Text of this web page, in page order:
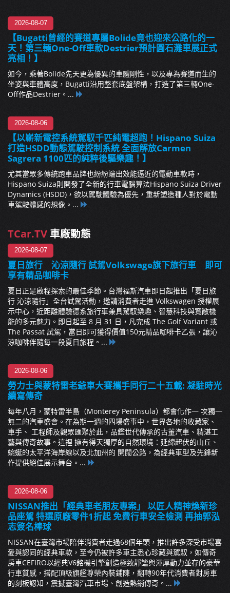
2026-08-07
【Bugatti曾經的賽道專屬Bolide竟也迎來公路化的一
天！第三輛One-Off車款Destrier預計圓石灘車展正式
亮相！】
如今，乘著Bolide先天更為優異的車體剛性，以及專為賽道而生的
坐姿與車體高度，Bugatti沿用整套底盤架構，打造了第三輛One-
Off作品Destrier。...
2026-08-06
【以嶄新電控系統駕馭千匹純電超跑！Hispano Suiza
打造HSDD動態駕駛控制系統 全面解放Carmen
Sagrera 1100匹的純粹後驅樂趣！】
尤其當眾多傳統跑車品牌也紛紛端出效能逼近的電動車款時，
Hispano Suiza則開發了全新的行車電腦算法Hispano Suiza Driver
Dynamics (HSDD)，欲以駕駛體驗為優先，重新塑造種人對於電動
車駕駛體感的想像。...
TCar.TV 車廠動態
2026-08-07
夏日旅行 沁涼隨行 試駕Volkswage旗下旅行車 即可
享有精品咖啡卡
夏日正是啟程探索的最佳季節。台灣福斯汽車即日起推出「夏日旅
行 沁涼隨行」全台試駕活動，邀請消費者走進 Volkswagen 授權展
示中心，近距離體驗德系旅行車兼具駕馭樂趣、智慧科技與寬敞機
能的多元魅力。即日起至 8 月 31 日，凡完成 The Golf Variant 或
The Passat 試駕，當日即可獲得價值150元精品咖啡卡乙張，讓沁
涼咖啡伴隨每一段夏日旅程。...
2026-08-06
勞力士與蒙特雷老爺車大賽攜手同行二十五載: 凝駐時光
續寫傳奇
每年八月，蒙特雷半島（Monterey Peninsula）都會化作一 次獨一
無二的汽車盛會。在為期一週的四場盛事中，世界各地的收藏家、
車手、 工程師及觀眾匯聚於此，品鑑世代傳承的古董汽車、精湛工
藝與傳奇故事。這裡 擁有得天獨厚的自然環境：延綿起伏的山丘、
蜿蜒的太平洋海岸線以及北加州的 開闊公路，為經典車型及先鋒新
作提供絕佳展示舞台。...
2026-08-06
NISSAN推出「經典車老朋友專案」 以匠人精神煥新珍
品座駕 特選原廠零件1折起 免費行車安全檢測 再抽郭泓
志簽名棒球
NISSAN在臺灣市場陪伴消費者走過68個年頭，推出許多深受市場喜
愛與認同的經典車款，至今仍被許多車主悉心珍藏與駕馭，如傳奇
房車CEFIRO以經典V6銘機引擎創造極致靜謐與渾厚動力並存的豪華
行車質感，搭配頂級旗艦尊榮內裝鋪陳，翻轉90年代消費者對房車
的刻板認知，震撼臺灣汽車市場、創造熱銷傳奇。...